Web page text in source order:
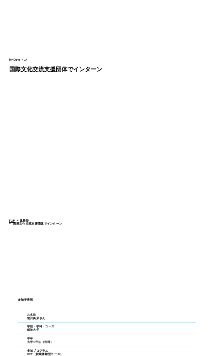
My Days in LA
国際文化交流支援団体でインターン
TOP > 体験談
> 国際文化交流支援団体でインターン
参加者情報
お名前
前川奏芽さん
学校・学科・コース
筑波大学
学年
大学4年生（当時）
参加プログラム
GCP（就業体験型コース）